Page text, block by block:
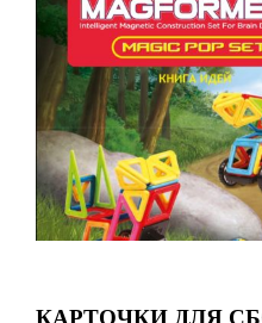
КАРТОЧКИ ДЛЯ